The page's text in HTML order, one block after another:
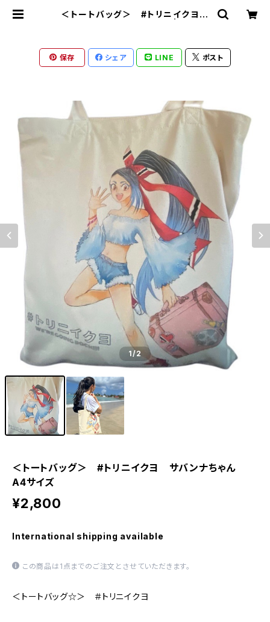
＜トートバッグ＞ #トリニイクヨ
保存 シェア LINE ポスト
1/2
＜トートバッグ＞ #トリニイクヨ サバンナちゃん
A4サイズ
¥2,800
International shipping available
この商品は1点までのご注文とさせていただきます。
＜トートバッグ☆＞ ＃トリニイクヨ